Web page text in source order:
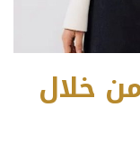
خلال